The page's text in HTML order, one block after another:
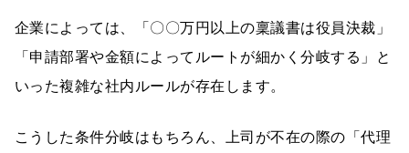
企業によっては、「〇〇万円以上の稟議書は役員決裁」
「申請部署や金額によってルートが細かく分岐する」と
いった複雑な社内ルールが存在します。
こうした条件分岐はもちろん、上司が不在の際の「代理